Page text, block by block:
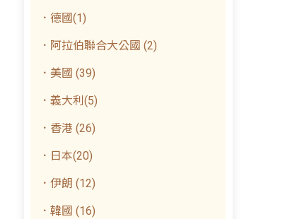
．德國(1)
．阿拉伯聯合大公國 (2)
．美國 (39)
．義大利(5)
．香港 (26)
．日本(20)
．伊朗 (12)
．韓國 (16)